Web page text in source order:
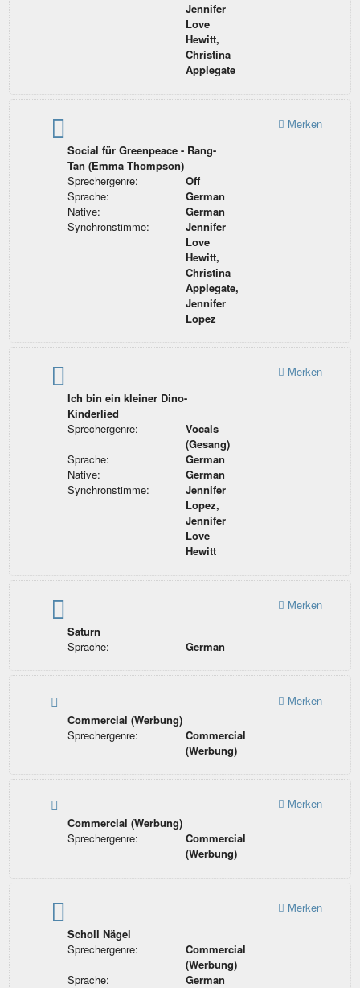
Jennifer
Love
Hewitt,
Christina
Applegate
Social für Greenpeace - Rang-
Tan (Emma Thompson)
Sprechergenre:
Off
Sprache:
German
Native:
German
Synchronstimme:
Jennifer
Love
Hewitt,
Christina
Applegate,
Jennifer
Lopez
Merken
Ich bin ein kleiner Dino-
Kinderlied
Sprechergenre:
Vocals
(Gesang)
Sprache:
German
Native:
German
Synchronstimme:
Jennifer
Lopez,
Jennifer
Love
Hewitt
Merken
Saturn
Sprache:
German
Merken
Commercial (Werbung)
Sprechergenre:
Commercial
(Werbung)
Merken
Commercial (Werbung)
Sprechergenre:
Commercial
(Werbung)
Merken
Scholl Nägel
Sprechergenre:
Commercial
(Werbung)
Sprache:
German
Merken